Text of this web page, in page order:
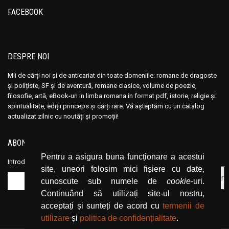
Pentru a asigura buna funcționare a acestui
site, uneori folosim mici fișiere cu date,
cunoscute sub numele de cookie-uri.
Continuând să utilizați site-ul nostru,
acceptați și sunteți de acord cutermenii de
utilizare și politica de confidențialitate.
Anne and Ed Kolaczyk
Anne Birkefeldt Ragde
Anne de Vries
Anne Hebert
Anne Knoll
Anne Marie Desmarest
Anne Mariel
Anne Mather
Anne and Ed Kolaczyk
Anne Birkefeldt Ragde
Anne de Vries
Anne Hebert
Anne Knoll
Anne Marie Desmarest
Anne Mariel
Anne Mather
FACEBOOK
DESPRE NOI
Mii de cărți noi și de anticariat din toate domeniile: romane de dragoste
și polițiste, SF și de aventură, romane clasice, volume de poezie,
filosofie, artă, eBook-uri in limba romana in format pdf, istorie, religie și
spiritualitate, ediții princeps și cărți rare. Vă așteptăm cu un catalog
actualizat zilnic cu noutăți și promoții!
ABONEAZĂ-TE LA NEWSLETTER
Introduceți adresa dvs. de email și dați click pe butonul de abonare.